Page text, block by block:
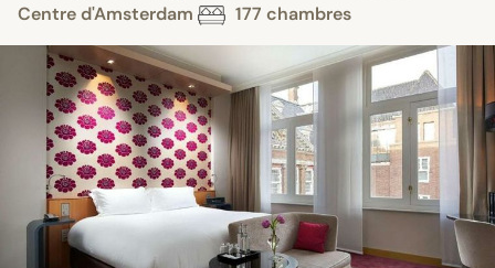
Centre d'Amsterdam
177 chambres